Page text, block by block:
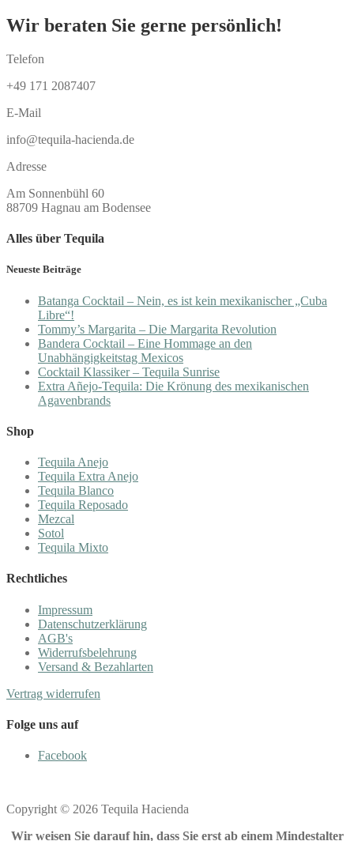
Wir beraten Sie gerne persönlich!
Telefon
+49 171 2087407
E-Mail
info@tequila-hacienda.de
Adresse
Am Sonnenbühl 60
88709 Hagnau am Bodensee
Alles über Tequila
Neueste Beiträge
Batanga Cocktail – Nein, es ist kein mexikanischer „Cuba
Libre“!
Tommy’s Margarita – Die Margarita Revolution
Bandera Cocktail – Eine Hommage an den
Unabhängigkeitstag Mexicos
Cocktail Klassiker – Tequila Sunrise
Extra Añejo-Tequila: Die Krönung des mexikanischen
Agavenbrands
Shop
Tequila Anejo
Tequila Extra Anejo
Tequila Blanco
Tequila Reposado
Mezcal
Sotol
Tequila Mixto
Rechtliches
Impressum
Datenschutzerklärung
AGB's
Widerrufsbelehrung
Versand & Bezahlarten
Vertrag widerrufen
Folge uns auf
Facebook
Copyright © 2026 Tequila Hacienda
Wir weisen Sie darauf hin, dass Sie erst ab einem Mindestalter